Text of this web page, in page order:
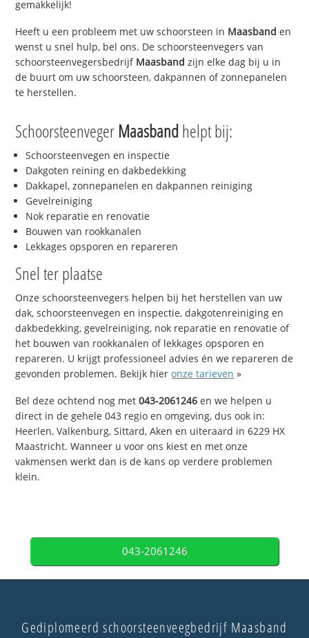
gemakkelijk!
Heeft u een probleem met uw schoorsteen in Maasband en
wenst u snel hulp, bel ons. De schoorsteenvegers van
schoorsteenvegersbedrijf Maasband zijn elke dag bij u in
de buurt om uw schoorsteen, dakpannen of zonnepanelen
te herstellen.
Schoorsteenveger Maasbandhelpt bij:
Schoorsteenvegen en inspectie
Dakgoten reining en dakbedekking
Dakkapel, zonnepanelen en dakpannen reiniging
Gevelreiniging
Nok reparatie en renovatie
Bouwen van rookkanalen
Lekkages opsporen en repareren
Snel ter plaatse
Onze schoorsteenvegers helpen bij het herstellen van uw
dak, schoorsteenvegen en inspectie, dakgotenreiniging en
dakbedekking, gevelreiniging, nok reparatie en renovatie of
het bouwen van rookkanalen of lekkages opsporen en
repareren. U krijgt professioneel advies én we repareren de
gevonden problemen. Bekijk hieronze tarieven »
Bel deze ochtend nog met043-2061246 en we helpen u
direct in de gehele 043 regio en omgeving, dus ook in:
Heerlen, Valkenburg, Sittard, Aken en uiteraard in 6229 HX
Maastricht. Wanneer u voor ons kiest en met onze
vakmensen werkt dan is de kans op verdere problemen
klein.
043-2061246
Gediplomeerd schoorsteenveegbedrijf Maasband